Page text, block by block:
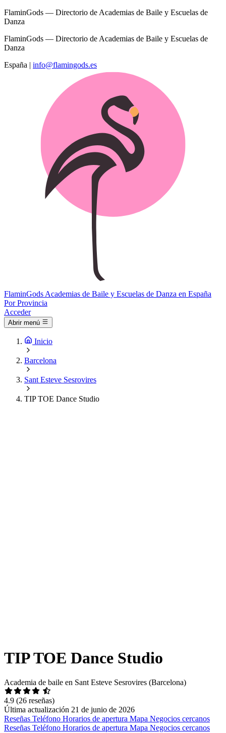
FlaminGods — Directorio de Academias de Baile y Escuelas de
Danza
FlaminGods — Directorio de Academias de Baile y Escuelas de
Danza
España | info@flamingods.es
FlaminGods Academias de Baile y Escuelas de Danza en España
Por Provincia
Acceder
Abrir menú
Inicio
Barcelona
Sant Esteve Sesrovires
TIP TOE Dance Studio
TIP TOE Dance Studio
Academia de baile en Sant Esteve Sesrovires (Barcelona)
4.9 (26 reseñas)
Última actualización 21 de junio de 2026
Reseñas Teléfono Horarios de apertura Mapa Negocios cercanos
Reseñas Teléfono Horarios de apertura Mapa Negocios cercanos